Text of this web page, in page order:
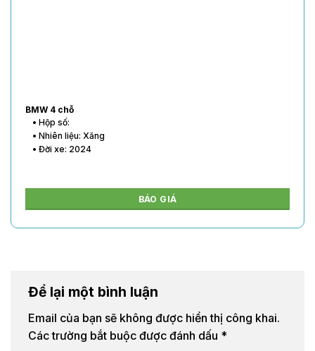
BMW 4 chỗ
• Hộp số:
• Nhiên liệu: Xăng
• Đời xe: 2024
BÁO GIÁ
Để lại một bình luận
Email của bạn sẽ không được hiển thị công khai.
Các trường bắt buộc được đánh dấu *